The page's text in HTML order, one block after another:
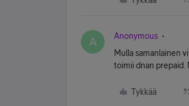
A Anonymous
Mulla samanlainen
toimii dnan prepaid.
Tykkää